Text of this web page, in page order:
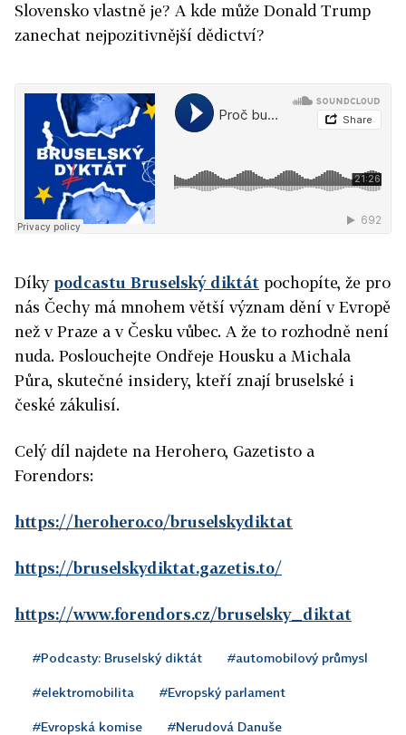
Slovensko vlastně je? A kde může Donald Trump
zanechat nejpozitivnější dědictví?
Díky podcastu Bruselský diktát pochopíte, že pro
nás Čechy má mnohem větší význam dění v Evropě
než v Praze a v Česku vůbec. A že to rozhodně není
nuda. Poslouchejte Ondřeje Housku a Michala
Půra, skutečné insidery, kteří znají bruselské i
české zákulisí.
Celý díl najdete na Herohero, Gazetisto a
Forendors:
https://herohero.co/bruselskydiktat
https://bruselskydiktat.gazetis.to/
https://www.forendors.cz/bruselsky_diktat
#Podcasty: Bruselský diktát #automobilový průmysl
#elektromobilita #Evropský parlament
#Evropská komise #Nerudová Danuše